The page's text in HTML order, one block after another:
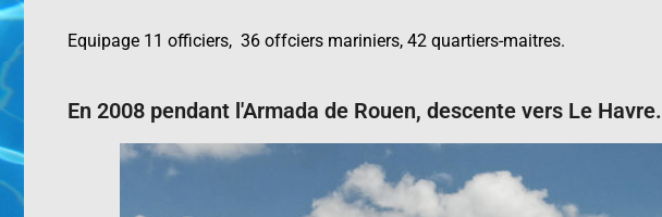
Equipage 11 officiers, 36 offciers mariniers, 42 quartiers-maitres.
En 2008 pendant l'Armada de Rouen, descente vers Le Havre.